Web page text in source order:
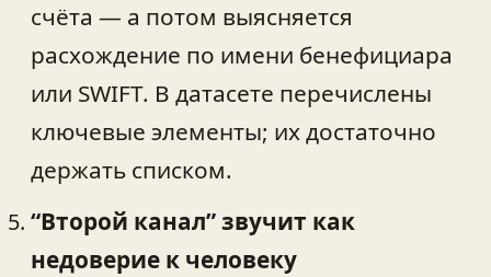
счёта — а потом выясняется
расхождение по имени бенефициара
или SWIFT. В датасете перечислены
ключевые элементы; их достаточно
держать списком.
“Второй канал” звучит как
недоверие к человеку